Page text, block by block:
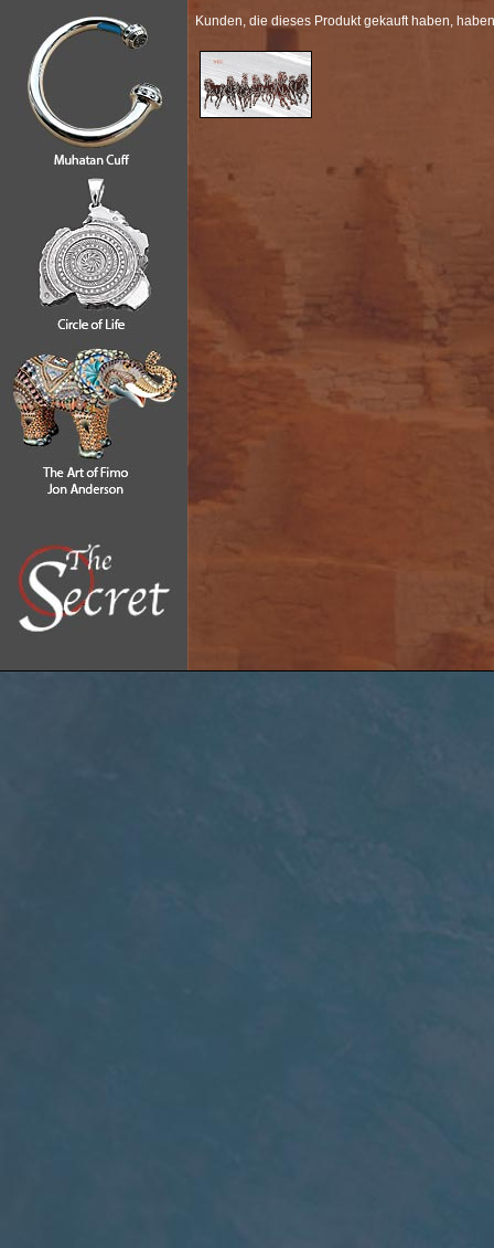
Kunden, die dieses Produkt gekauft haben,